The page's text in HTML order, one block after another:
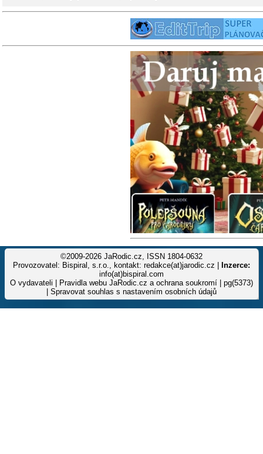
©2009-2026 JaRodic.cz, ISSN 1804-0632
Provozovatel: Bispiral, s.r.o., kontakt: redakce(at)jarodic.cz |
Inzerce:
info(at)bispiral.com
O vydavateli
Pravidla webu JaRodic.cz a ochrana soukromí | pg(5373)
Spravovat souhlas s nastavením osobních údajů